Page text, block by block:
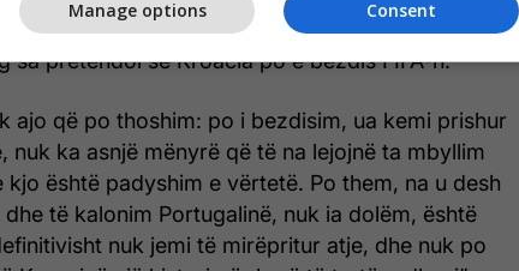
sa pretendoi se Kroacia po e bezdis FIFA-n.
ajo që po thoshim: po i bezdisim, ua kemi prishur
nuk ka asnjë mënyrë që të na lejojnë ta mbyllim
kjo është padyshim e vërtetë. Po them, na u desh
të kalonim Portugalinë, nuk ia dolëm, është
nuk jemi të mirëpritur atje, dhe nuk po
Consent
Manage options